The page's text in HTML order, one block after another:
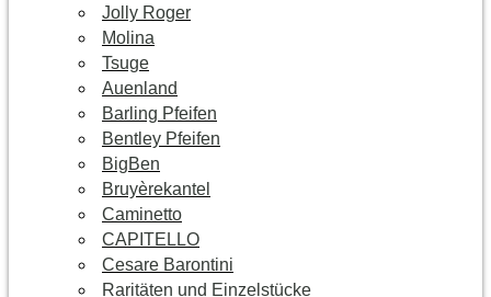
Jolly Roger
Molina
Tsuge
Auenland
Barling Pfeifen
Bentley Pfeifen
BigBen
Bruyèrekantel
Caminetto
CAPITELLO
Cesare Barontini
Raritäten und Einzelstücke